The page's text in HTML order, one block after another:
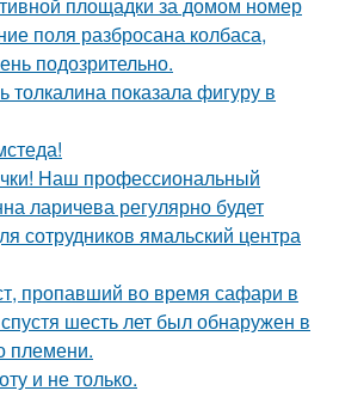
поля разбросана колбаса,
подозрительно.
толкалина показала фигуру в
Наш профессиональный
ларичева регулярно будет
сотрудников ямальский центра
пропавший во время сафари в
шесть лет был обнаружен в
племени.
и не только.